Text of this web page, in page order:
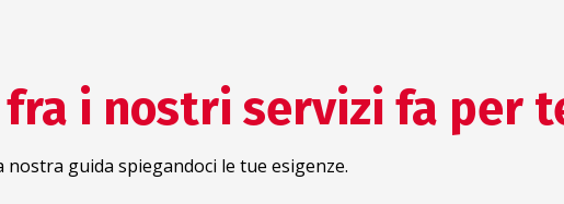
i nostri servizi fa per
nostra guida spiegandoci le tue esigenze.